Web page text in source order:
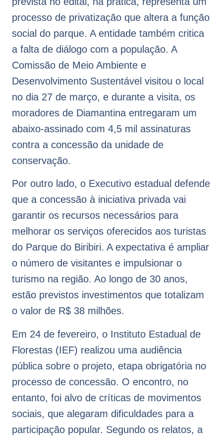
processo de privatização que altera a função
social do parque. A entidade também critica
a falta de diálogo com a população. A
Comissão de Meio Ambiente e
Desenvolvimento Sustentável visitou o local
no dia 27 de março, e durante a visita, os
moradores de Diamantina entregaram um
abaixo-assinado com 4,5 mil assinaturas
contra a concessão da unidade de
conservação.
Por outro lado, o Executivo estadual defende
que a concessão à iniciativa privada vai
garantir os recursos necessários para
melhorar os serviços oferecidos aos turistas
do Parque do Biribiri. A expectativa é ampliar
o número de visitantes e impulsionar o
turismo na região. Ao longo de 30 anos,
estão previstos investimentos que totalizam
o valor de R$ 38 milhões.
Em 24 de fevereiro, o Instituto Estadual de
Florestas (IEF) realizou uma audiência
pública sobre o projeto, etapa obrigatória no
processo de concessão. O encontro, no
entanto, foi alvo de críticas de movimentos
sociais, que alegaram dificuldades para a
participação popular. Segundo os relatos, a